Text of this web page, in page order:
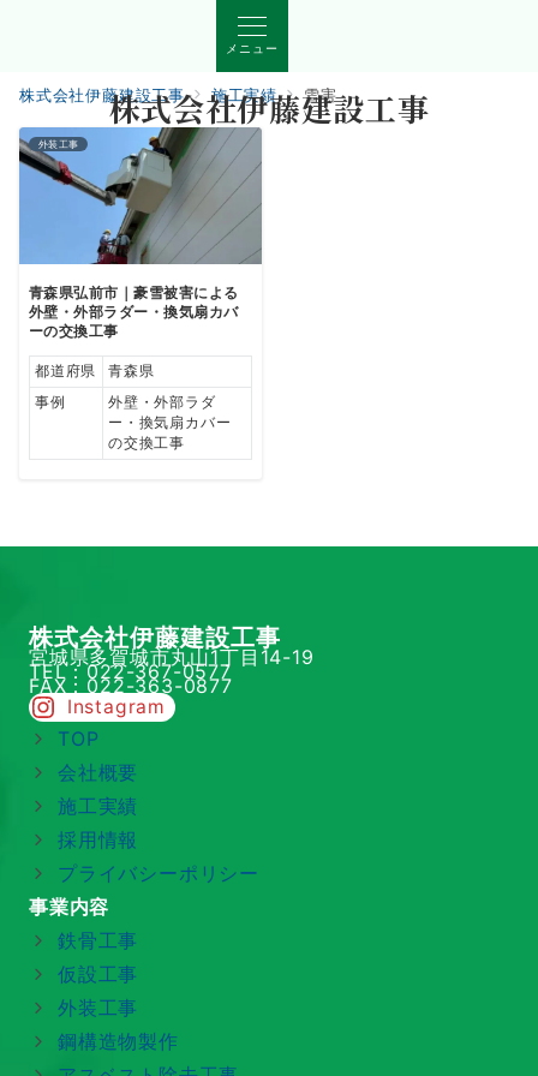
メニュー
株式会社伊藤建設工事
株式会社伊藤建設工事 施工実績 雪害
外装工事
青森県弘前市｜豪雪被害による
外壁・外部ラダー・換気扇カバ
ーの交換工事
都道府県
青森県
事例
外壁・外部ラダ
ー・換気扇カバー
の交換工事
株式会社伊藤建設工事
宮城県多賀城市丸山1丁目14-19
TEL：022-367-0577
FAX：022-363-0877
Instagram
TOP
会社概要
施工実績
採用情報
プライバシーポリシー
事業内容
鉄骨工事
仮設工事
外装工事
鋼構造物製作